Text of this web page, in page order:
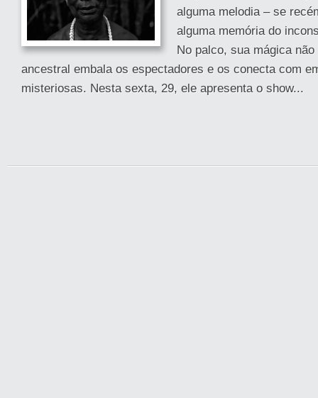
alguma melodia – se
alguma memória do
No palco, sua mágica
ancestral embala os espectadores e os conecta com
misteriosas. Nesta sexta, 29, ele apresenta o show...